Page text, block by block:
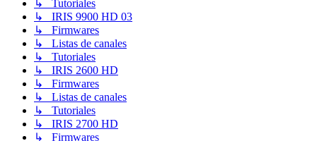
↳ Tutoriales
↳ IRIS 9900 HD 03
↳ Firmwares
↳ Listas de canales
↳ Tutoriales
↳ IRIS 2600 HD
↳ Firmwares
↳ Listas de canales
↳ Tutoriales
↳ IRIS 2700 HD
↳ Firmwares